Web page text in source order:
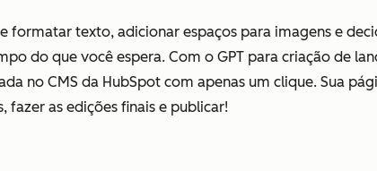
formatar texto, adicionar espaços para imagens e
do que você espera. Com o GPT para criação de
no CMS da HubSpot com apenas um clique. Sua
as edições finais e publicar!